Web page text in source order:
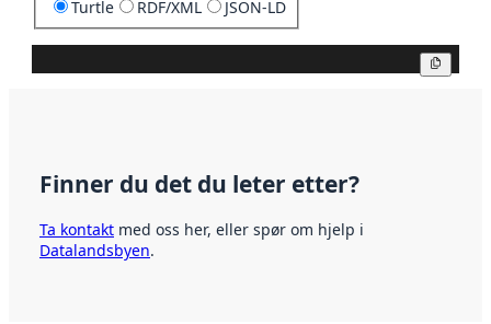
Turtle RDF/XML JSON-LD
Finner du det du leter etter?
Ta kontakt med oss her, eller spør om hjelp i
Datalandsbyen.